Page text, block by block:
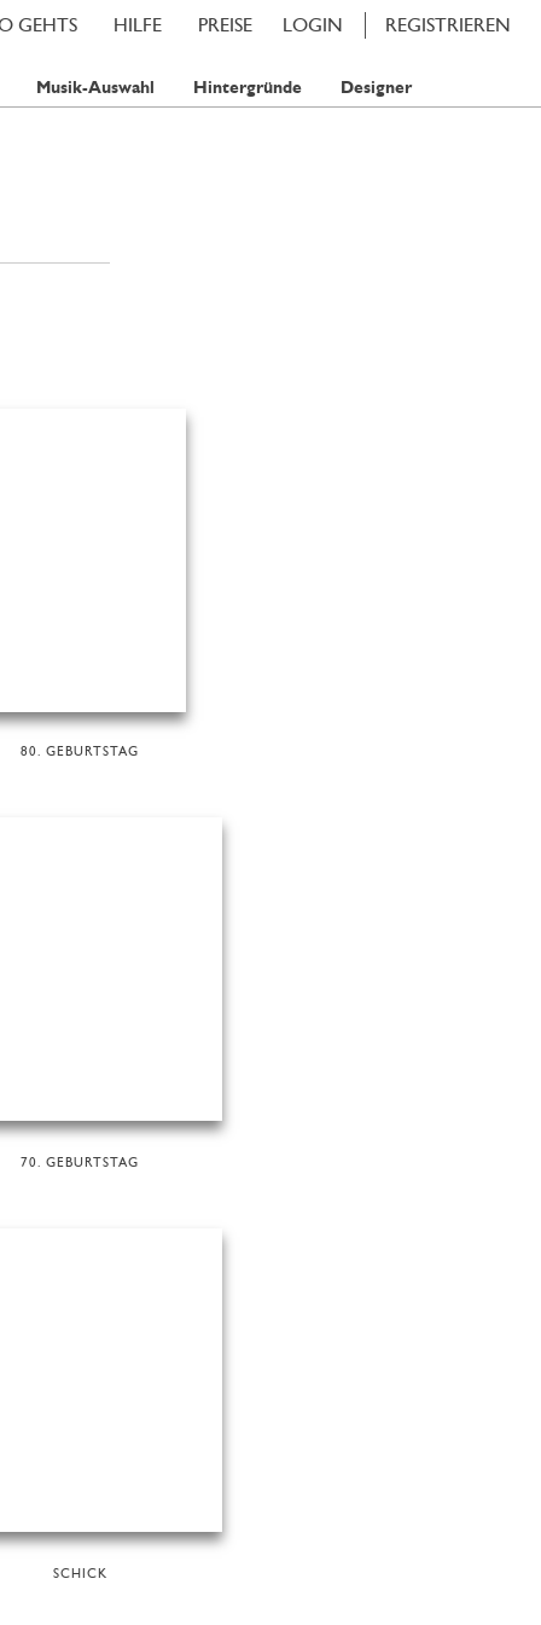
LOGIN REGISTRIEREN
PREISE
HILFE
GEHTS
Musik-Auswahl Hintergründe Designer
80. GEBURTSTAG
70. GEBURTSTAG
SCHICK